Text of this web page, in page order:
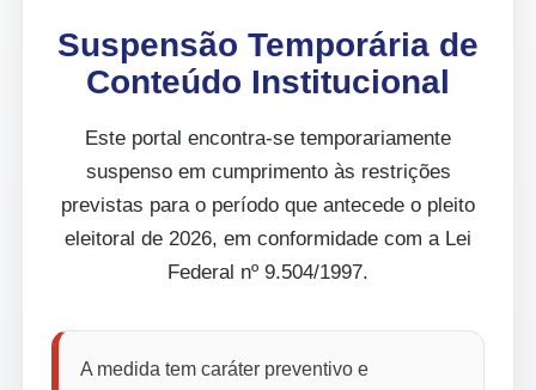
Suspensão Temporária de
Conteúdo Institucional
Este portal encontra-se temporariamente
suspenso em cumprimento às restrições
previstas para o período que antecede o pleito
eleitoral de 2026, em conformidade com a Lei
Federal nº 9.504/1997.
A medida tem caráter preventivo e